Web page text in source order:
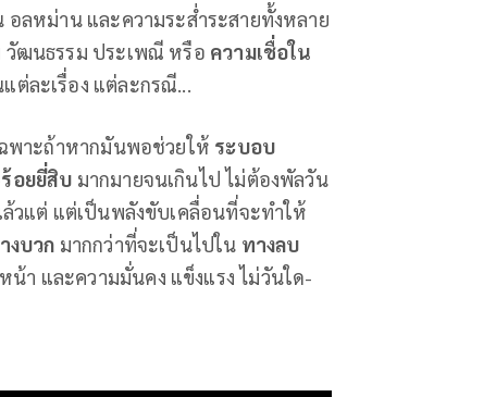
ลหม่าน และความระส่ำระสายทั้งหลาย
วัฒนธรรม ประเพณี หรือ ความเชื่อใน
ต่ละเรื่อง แต่ละกรณี...
พาะถ้าหากมันพอช่วยให้ ระบอบ
อยยี่สิบ มากมายจนเกินไป ไม่ต้องพัลวัน
วแต่ แต่เป็นพลังขับเคลื่อนที่จะทำให้
งบวก มากกว่าที่จะเป็นไปใน ทางลบ
า และความมั่นคง แข็งแรง ไม่วันใด-